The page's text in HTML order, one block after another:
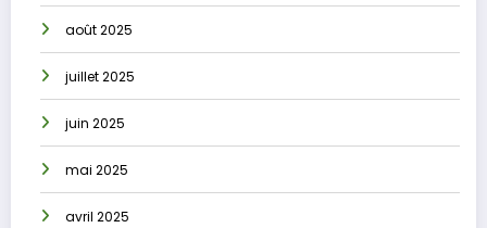
août 2025
juillet 2025
juin 2025
mai 2025
avril 2025